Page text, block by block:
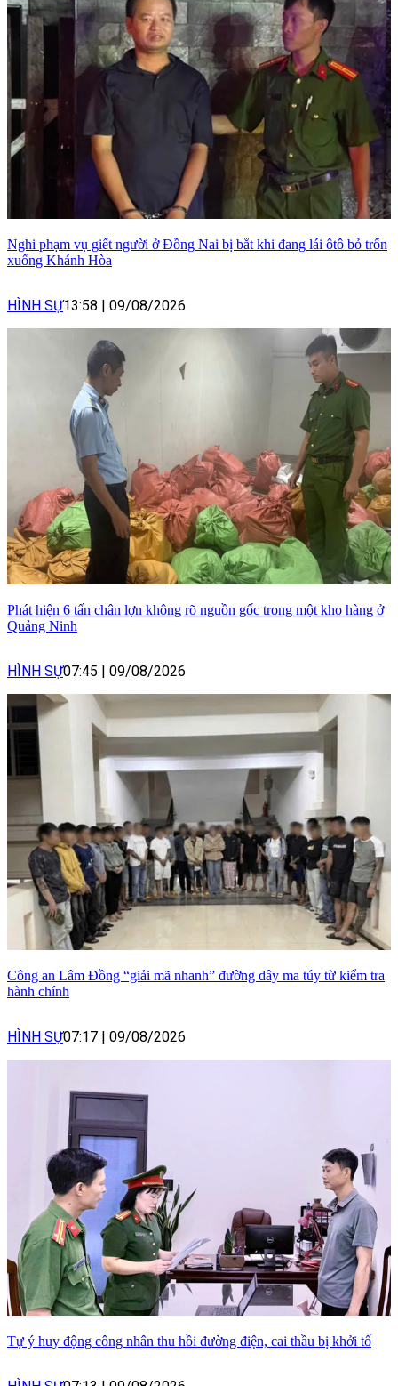
Nghi phạm vụ giết người ở Đồng Nai bị bắt khi đang lái ôtô bỏ trốn
xuống Khánh Hòa
HÌNH SỰ13:58 09/08/2026
Phát hiện 6 tấn chân lợn không rõ nguồn gốc trong một kho hàng ở
Quảng Ninh
HÌNH SỰ07:45 09/08/2026
Công an Lâm Đồng “giải mã nhanh” đường dây ma túy từ kiểm tra
hành chính
HÌNH SỰ07:17 09/08/2026
Tự ý huy động công nhân thu hồi đường điện, cai thầu bị khởi tố